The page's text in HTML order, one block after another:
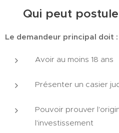
👨‍👩‍👧‍👦 Qui peut
Le demandeur principal doit :
Avoir au moins 18 ans
Présenter un casier
Pouvoir prouver
l'investissement